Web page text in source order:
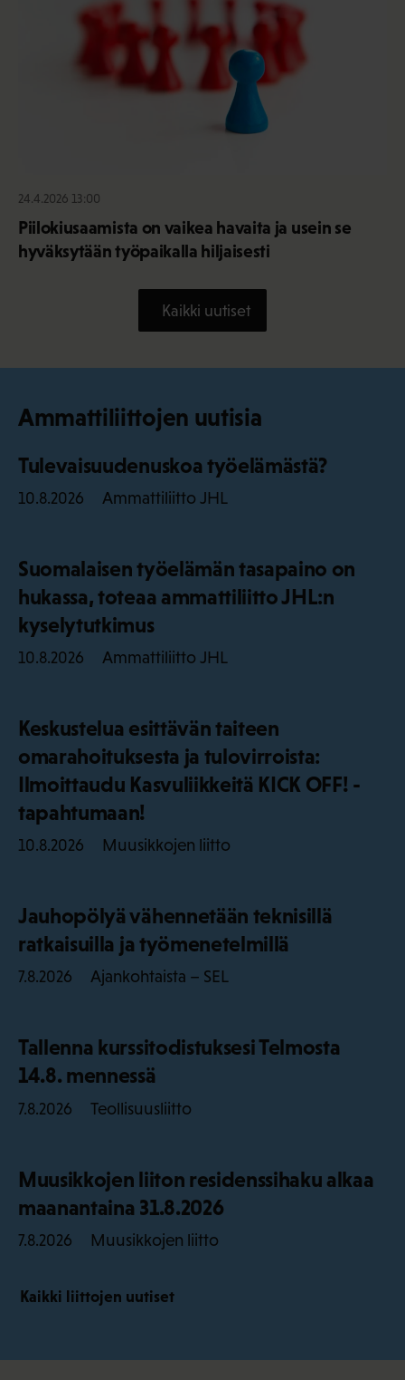
24.4.2026 13:00
Piilokiusaamista on vaikea havaita ja usein se
hyväksytään työpaikalla hiljaisesti
Kaikki uutiset
Ammattiliittojen uutisia
Tulevaisuudenuskoa työelämästä?
10.8.2026 Ammattiliitto JHL
Suomalaisen työelämän tasapaino on
hukassa, toteaa ammattiliitto JHL:n
kyselytutkimus
10.8.2026 Ammattiliitto JHL
Keskustelua esittävän taiteen
omarahoituksesta ja tulovirroista:
Ilmoittaudu Kasvuliikkeitä KICK OFF! -
tapahtumaan!
10.8.2026 Muusikkojen liitto
Jauhopölyä vähennetään teknisillä
ratkaisuilla ja työmenetelmillä
7.8.2026 Ajankohtaista – SEL
Tallenna kurssitodistuksesi Telmosta
14.8. mennessä
7.8.2026 Teollisuusliitto
Muusikkojen liiton residenssihaku alkaa
maanantaina 31.8.2026
7.8.2026 Muusikkojen liitto
Kaikki liittojen uutiset